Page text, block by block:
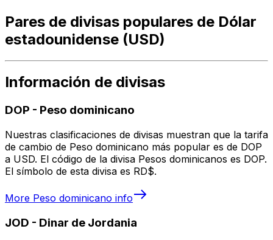
Pares de divisas populares de Dólar
estadounidense (USD)
Información de divisas
DOP - Peso dominicano
Nuestras clasificaciones de divisas muestran que la tarifa
de cambio de Peso dominicano más popular es de DOP
a USD. El código de la divisa Pesos dominicanos es DOP.
El símbolo de esta divisa es RD$.
More Peso dominicano info
JOD - Dinar de Jordania